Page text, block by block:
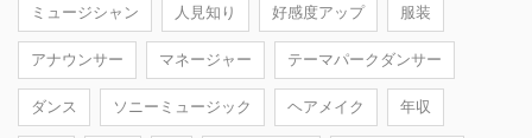
ミュージシャン 人見知り 好感度アップ 服装
アナウンサー マネージャー テーマパークダンサー
ダンス ソニーミュージック ヘアメイク 年収